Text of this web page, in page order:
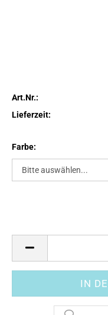
Art.Nr.:
Lieferzeit:
Farbe: